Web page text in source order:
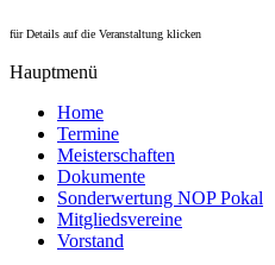
für Details auf die Veranstaltung klicken
Hauptmenü
Home
Termine
Meisterschaften
Dokumente
Sonderwertung NOP Pokal
Mitgliedsvereine
Vorstand